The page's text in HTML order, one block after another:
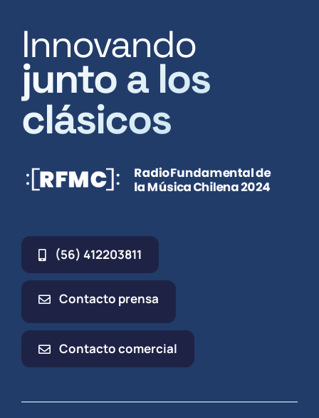
Innovando
junto a los
clásicos
(56) 412203811
Contacto prensa
Contacto comercial